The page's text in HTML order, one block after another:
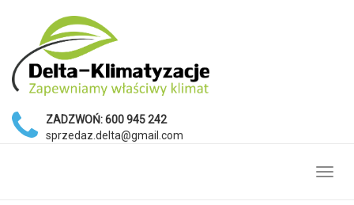
ZADZWOŃ:600 945 242
sprzedaz.delta@gmail.com